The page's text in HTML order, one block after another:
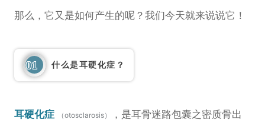
那么，它又是如何产生的呢？我们今天就来说说它！
01 什么是耳硬化症？
耳硬化症 （otosclarosis）
，是耳骨迷路包囊之密质骨出